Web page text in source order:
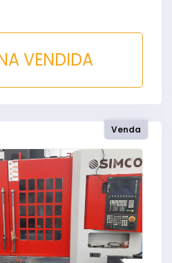
VENDIDA
Venda